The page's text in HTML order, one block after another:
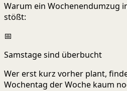
Warum ein Wochenendumzug
stößt:
📅
Samstage sind überbucht
Wer erst kurz vorher plant,
Wochentag der Woche kaum